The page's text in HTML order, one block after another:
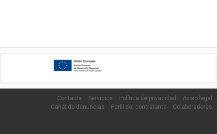
Contacta Servicios Política de privacidad
Aviso legal
Canal de denuncias
Perfil del contratante Colaboradores